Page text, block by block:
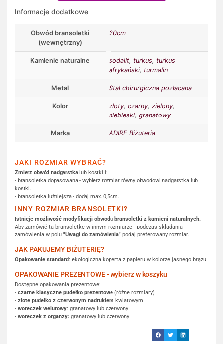
Informacje dodatkowe
Obwód bransoletki
(wewnętrzny)
20cm
Kamienie naturalne sodalit, turkus, turkus
afrykański, turmalin
Metal Stal chirurgiczna pozłacana
Kolor złoty, czarny, zielony,
niebieski, granatowy
Marka ADIRE Biżuteria
JAKI ROZMIAR WYBRAĆ?
Zmierz obwód nadgarstkalub kostki i:
- bransoletka dopasowana - wybierz rozmiar równy obwodowi nadgarstka lub
kostki.
- bransoletka luźniejsza - dodaj max. 0,5cm.
INNY ROZMIAR BRANSOLETKI?
Istnieje możliwość modyfikacji obwodu bransoletki z kamieni naturalnych.
Aby zamówić tą bransoletkę w innym rozmiarze - podczas składania
zamówienia w polu "Uwagi do zamówienia" podaj preferowany rozmiar.
JAK PAKUJEMY BIŻUTERIĘ?
Opakowanie standard: ekologiczna koperta z papieru w kolorze jasnego brązu.
OPAKOWANIE PREZENTOWE - wybierz w koszyku
Dostępne opakowania prezentowe:
- czarne klasyczne pudełko prezentowe (różne rozmiary)
- złote pudełko z czerwonym nadrukiem kwiatowym
- woreczek welurowy: granatowy lub czerwony
- woreczek z organzy: granatowy lub czerwony